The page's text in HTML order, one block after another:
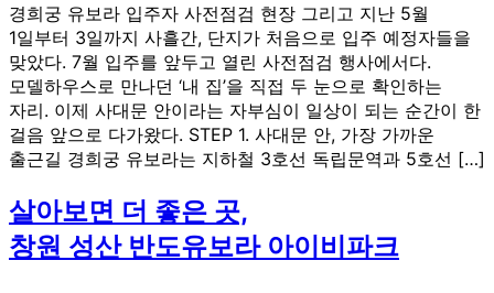
경희궁 유보라 입주자 사전점검 현장 그리고 지난 5월
1일부터 3일까지 사흘간, 단지가 처음으로 입주 예정자들을
맞았다. 7월 입주를 앞두고 열린 사전점검 행사에서다.
모델하우스로 만나던 ‘내 집’을 직접 두 눈으로 확인하는
자리. 이제 사대문 안이라는 자부심이 일상이 되는 순간이 한
걸음 앞으로 다가왔다. STEP 1. 사대문 안, 가장 가까운
출근길 경희궁 유보라는 지하철 3호선 독립문역과 5호선 […]
살아보면 더 좋은 곳,
창원 성산 반도유보라 아이비파크